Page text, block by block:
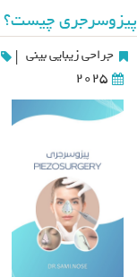
پیزوسرجری چیست؟
جراحی زیبایی بینی |
2025